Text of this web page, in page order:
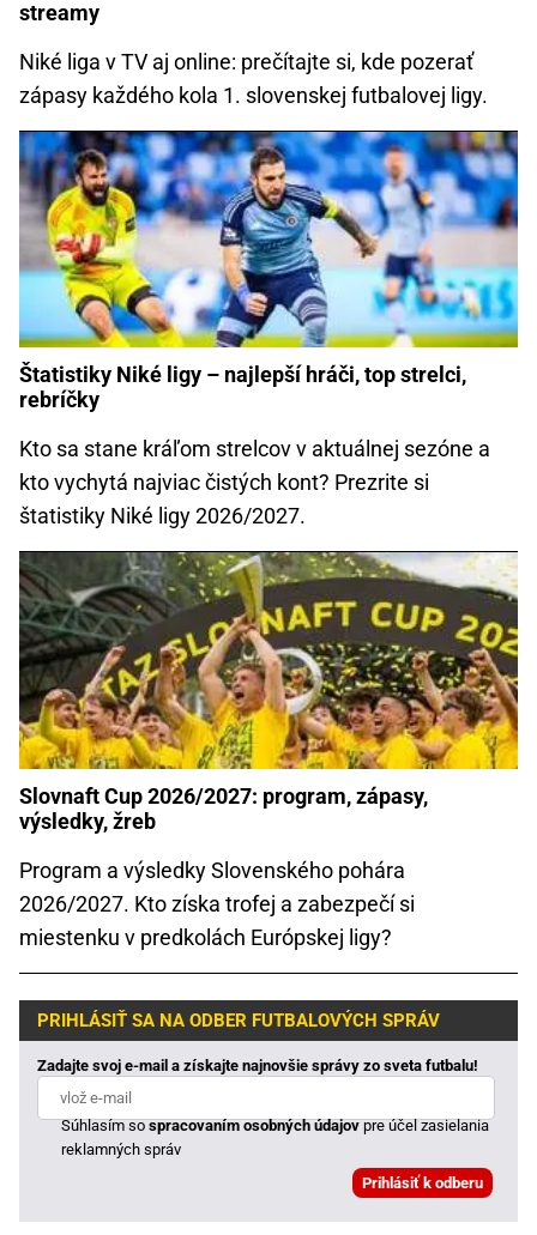
streamy
Niké liga v TV aj online: prečítajte si, kde pozerať
zápasy každého kola 1. slovenskej futbalovej ligy.
Štatistiky Niké ligy – najlepší hráči, top strelci,
rebríčky
Kto sa stane kráľom strelcov v aktuálnej sezóne a
kto vychytá najviac čistých kont? Prezrite si
štatistiky Niké ligy 2026/2027.
Slovnaft Cup 2026/2027: program, zápasy,
výsledky, žreb
Program a výsledky Slovenského pohára
2026/2027. Kto získa trofej a zabezpečí si
miestenku v predkolách Európskej ligy?
PRIHLÁSIŤ SA NA ODBER FUTBALOVÝCH SPRÁV
Zadajte svoj e-mail a získajte najnovšie správy zo sveta futbalu!
Súhlasím sospracovaním osobných údajovpre účel zasielania
reklamných správ